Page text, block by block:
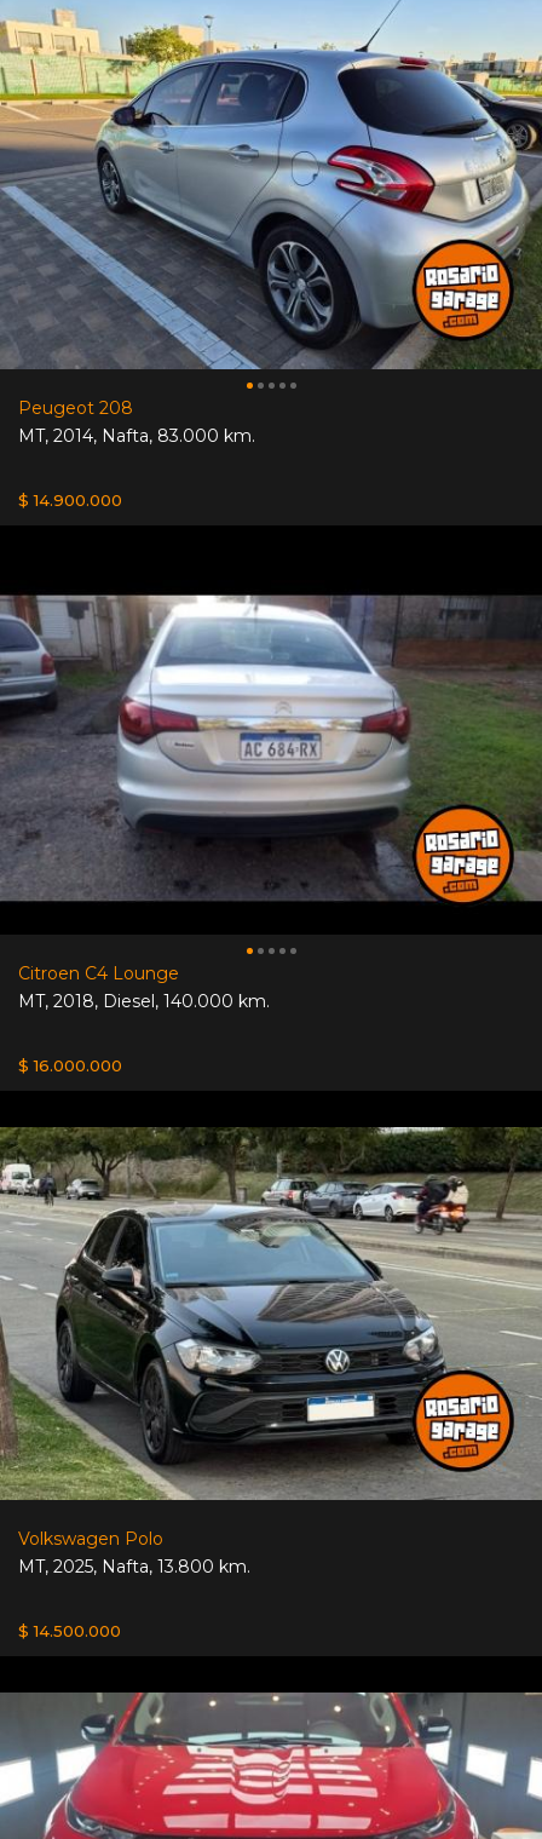
Peugeot 208
MT, 2014, Nafta, 83.000 km.
$ 14.900.000
Citroen C4 Lounge
MT, 2018, Diesel, 140.000 km.
$ 16.000.000
Volkswagen Polo
MT, 2025, Nafta, 13.800 km.
$ 14.500.000